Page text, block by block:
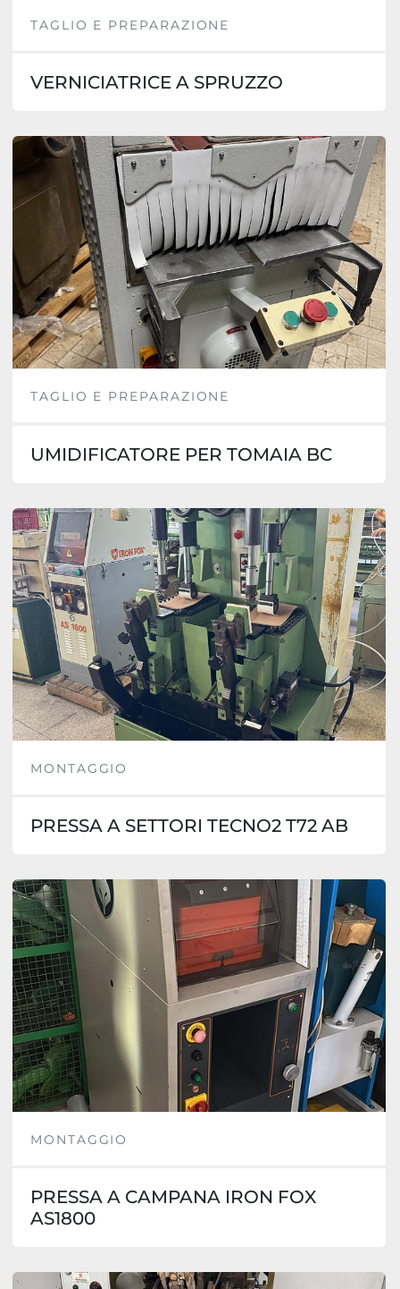
TAGLIO E PREPARAZIONE
VERNICIATRICE A SPRUZZO
TAGLIO E PREPARAZIONE
UMIDIFICATORE PER TOMAIA BC
MONTAGGIO
PRESSA A SETTORI TECNO2 T72 AB
MONTAGGIO
PRESSA A CAMPANA IRON FOX
AS1800